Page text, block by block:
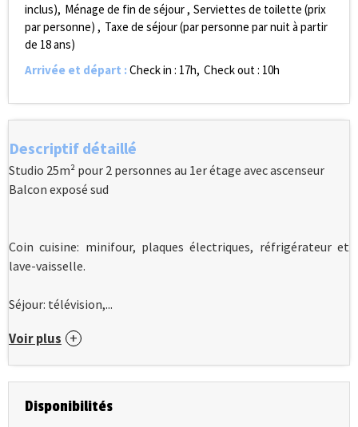
inclus) Ménage de fin de séjour
Serviettes de toilette (prix
par personne)
Taxe de séjour (par personne par nuit à partir
de 18 ans)
Arrivée et départ :Check in : 17h Check out : 10h
Descriptif détaillé
Studio 25m² pour 2 personnes au 1er étage avec ascenseur
Balcon exposé sud
Coin cuisine: minifour, plaques électriques, réfrigérateur et
lave-vaisselle.
Séjour: télévision,...
Voir plus
Disponibilités